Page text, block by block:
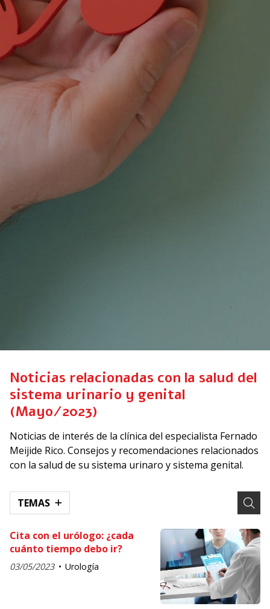
Noticias relacionadas con la salud del
sistema urinario y genital
(Mayo/2023)
Noticias de interés de la clínica del especialista Fernado
Meijide Rico. Consejos y recomendaciones relacionados
con la salud de su sistema urinaro y sistema genital.
TEMAS
Cita con el urólogo: ¿cada
cuánto tiempo debo ir?
03/05/2023 Urología